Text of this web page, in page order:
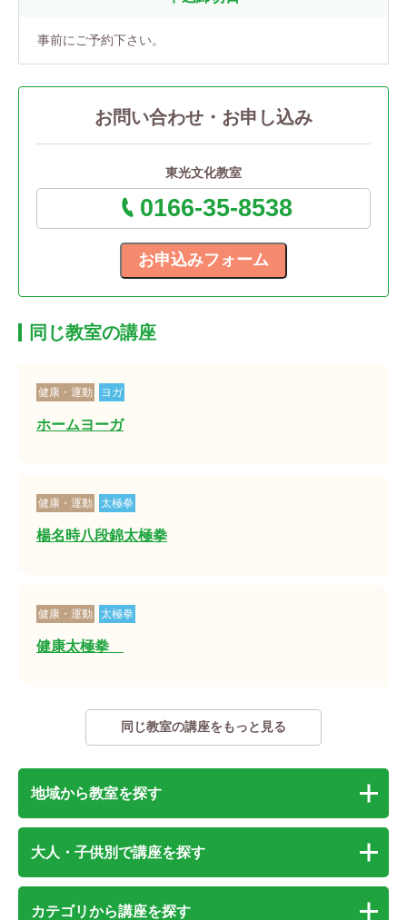
事前にご予約下さい。
お問い合わせ・お申し込み
東光文化教室
0166-35-8538
同じ教室の講座
健康・運動 ヨガ
ホームヨーガ
健康・運動 太極拳
楊名時八段錦太極拳
健康・運動 太極拳
健康太極拳
同じ教室の講座をもっと見る
地域から教室を探す
大人・子供別で講座を探す
カテゴリから講座を探す